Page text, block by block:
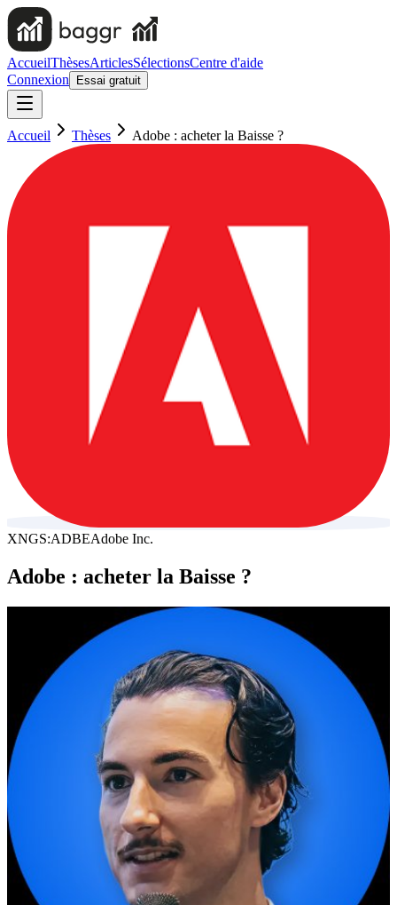
AccueilThèsesArticlesSélectionsCentre d'aide
Connexion
Essai gratuit
Accueil Thèses Adobe : acheter la Baisse ?
XNGS:ADBEAdobe Inc.
Adobe : acheter la Baisse ?